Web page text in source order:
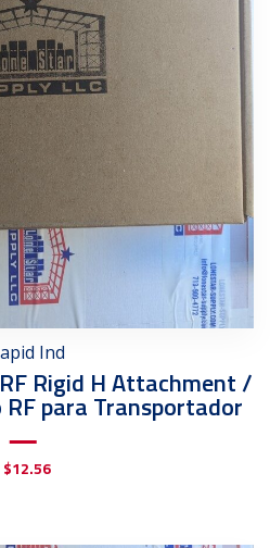
Ind
Rigid H Attachment /
para Transportador
$12.56